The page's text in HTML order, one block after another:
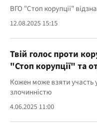
ВГО "Стоп корупції"
12.08.2025 15:15
Твій голос проти
"Стоп корупції" та
Кожен може взяти участь
злочинністю
4.06.2025 11:00